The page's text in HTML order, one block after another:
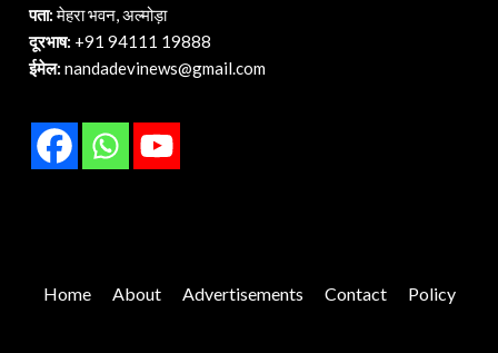
पता:मेहरा भवन, अल्मोड़ा
दूरभाष: +91 94111 19888
ईमेल:nandadevinews@gmail.com
Home About Advertisements Contact Policy